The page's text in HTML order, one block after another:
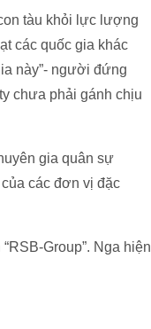
tàu khỏi lực lượng
các quốc gia khác
này”- người đứng
chưa phải gánh chịu
gia quân sự
các đơn vị đặc
Group”. Nga hiện